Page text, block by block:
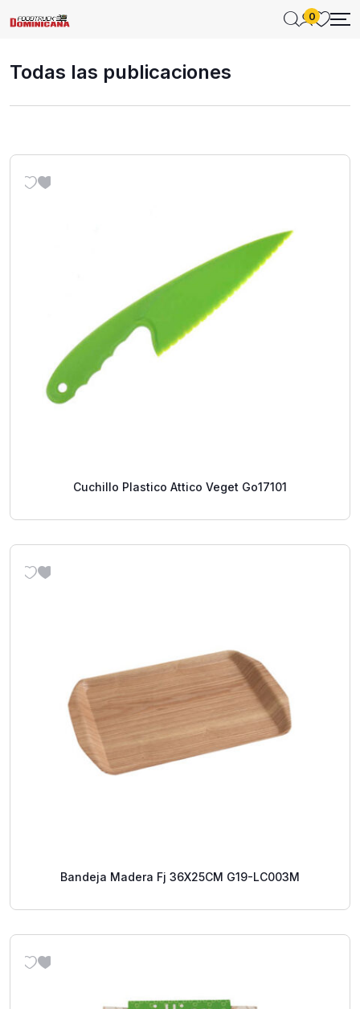
0
Todas las publicaciones
Cuchillo Plastico Attico Veget Go17101
Bandeja Madera Fj 36X25CM G19-LC003M